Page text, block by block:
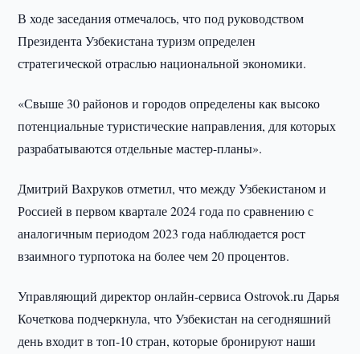
В ходе заседания отмечалось, что под руководством
Президента Узбекистана туризм определен
стратегической отраслью национальной экономики.
«Свыше 30 районов и городов определены как высоко
потенциальные туристические направления, для которых
разрабатываются отдельные мастер-планы».
Дмитрий Вахруков отметил, что между Узбекистаном и
Россией в первом квартале 2024 года по сравнению с
аналогичным периодом 2023 года наблюдается рост
взаимного турпотока на более чем 20 процентов.
Управляющий директор онлайн-сервиса Ostrovok.ru Дарья
Кочеткова подчеркнула, что Узбекистан на сегодняшний
день входит в топ-10 стран, которые бронируют наши